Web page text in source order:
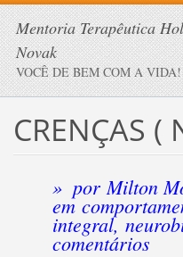
Mentoria Terapêutica
Novak
VOCÊ DE BEM COM A VIDA!
CRENÇAS
» por Milton
em
integral,
comentários